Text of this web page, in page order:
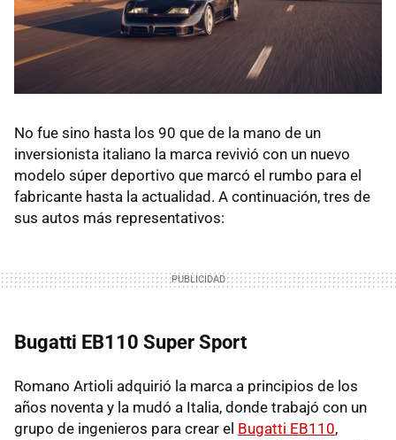
No fue sino hasta los 90 que de la mano de un
inversionista italiano la marca revivió con un nuevo
modelo súper deportivo que marcó el rumbo para el
fabricante hasta la actualidad. A continuación, tres de
sus autos más representativos:
Bugatti EB110 Super Sport
Romano Artioli adquirió la marca a principios de los
años noventa y la mudó a Italia, donde trabajó con un
grupo de ingenieros para crear el Bugatti EB110,